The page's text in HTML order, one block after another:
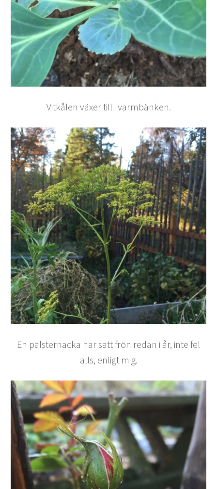
Vitkålen växer till i varmbänken.
En palsternacka har satt frön redan i år, inte fel
alls, enligt mig.